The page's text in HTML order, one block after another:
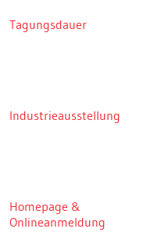
Tagungsdauer
Industrieausstellung
Homepage &
Onlineanmeldung